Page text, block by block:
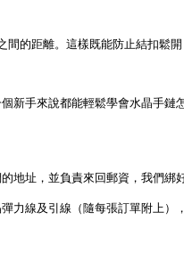
的距離。這樣既能防止結扣鬆
新手來說都能輕鬆學會水晶手鏈
地址，並負責來回郵資，我們綁
力線及引線（隨每張訂單附上）